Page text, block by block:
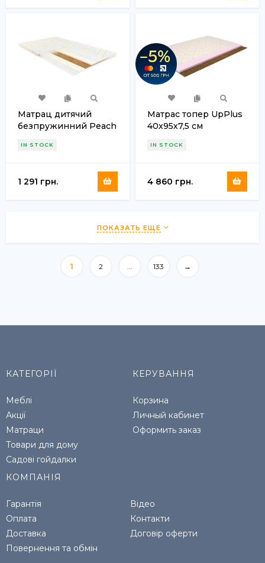
Матрац дитячий
безпружинний Peach
IN STOCK
1 291 грн.
Матрас топер UpPlus
40х95х7,5 см
IN STOCK
4 860 грн.
ПОКАЗАТЬ ЕЩЕ
1 2 ... 133 →
КАТЕГОРІЇ
Меблі
Акції
Матраци
Товари для дому
Садові гойдалки
КЕРУВАННЯ
Корзина
Личный кабинет
Оформить заказ
КОМПАНІЯ
Гарантія
Оплата
Доставка
Повернення та обмін
Відео
Контакти
Договір оферти